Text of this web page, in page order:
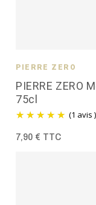
PIERRE ZERO
75cl
(1 avis )
PIERRE ZÉRO
7,90 € TTC